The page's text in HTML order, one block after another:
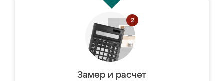
Замер и расчет